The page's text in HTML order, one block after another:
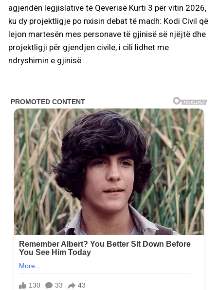
agjendën legjislative të Qeverisë Kurti 3 për vitin 2026,
ku dy projektligje po nxisin debat të madh: Kodi Civil që
lejon martesën mes personave të gjinisë së njëjtë dhe
projektligji për gjendjen civile, i cili lidhet me
ndryshimin e gjinisë.